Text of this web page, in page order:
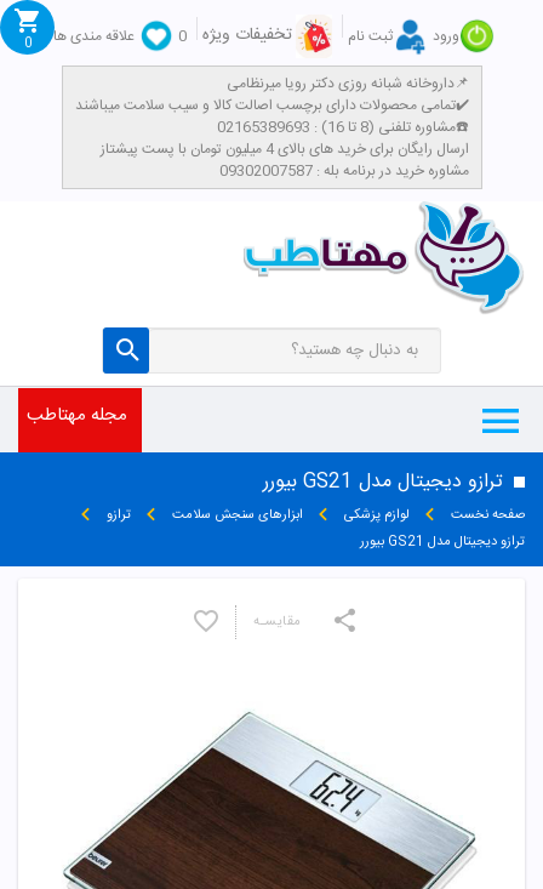
ورود ثبت نام تخفیفات ویژه 0
علاقه مندی ها
داروخانه شبانه روزی دکتر رویا میرنظامی📌
تمامی محصولات دارای برچسب اصالت کالا و سیب سلامت میباشند✔️
مشاوره تلفنی (8 تا 16) : 02165389693☎️
​ارسال رایگان برای خرید های بالای 4 میلیون تومان با پست پیشتاز
مشاوره خرید در برنامه بله : 09302007587
0
مجله مهتاطب
ترازو دیجیتال مدل GS21 بیورر
صفحه نخست لوازم پزشکی ابزارهای سنجش سلامت
ترازو
ترازو دیجیتال مدل GS21 بیورر
مقایسـه